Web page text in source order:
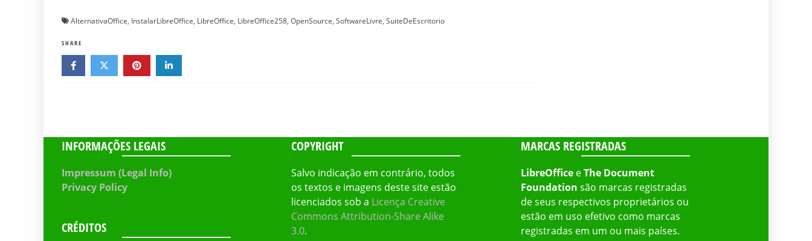
AlternativaOffice, InstalarLibreOffice, LibreOffice, LibreOffice258, OpenSource, SoftwareLivre, SuiteDeEscritorio
SHARE
INFORMAÇÕES LEGAIS
Impressum (Legal Info)
Privacy Policy
CRÉDITOS
COPYRIGHT
Salvo indicação em contrário, todos
os textos e imagens deste site estão
licenciados sob a Licença Creative
Commons Attribution-Share Alike
3.0.
MARCAS REGISTRADAS
LibreOfficeeThe Document
Foundation são marcas registradas
de seus respectivos proprietários ou
estão em uso efetivo como marcas
registradas em um ou mais países.